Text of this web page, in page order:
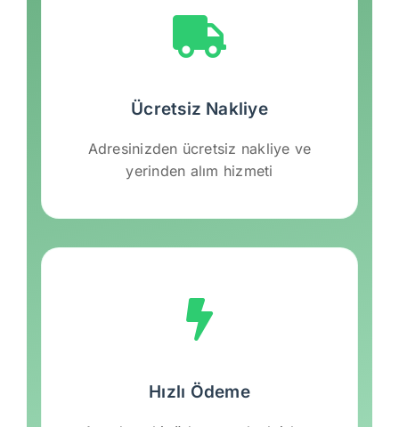
Ücretsiz Nakliye
Adresinizden ücretsiz nakliye ve
yerinden alım hizmeti
Hızlı Ödeme